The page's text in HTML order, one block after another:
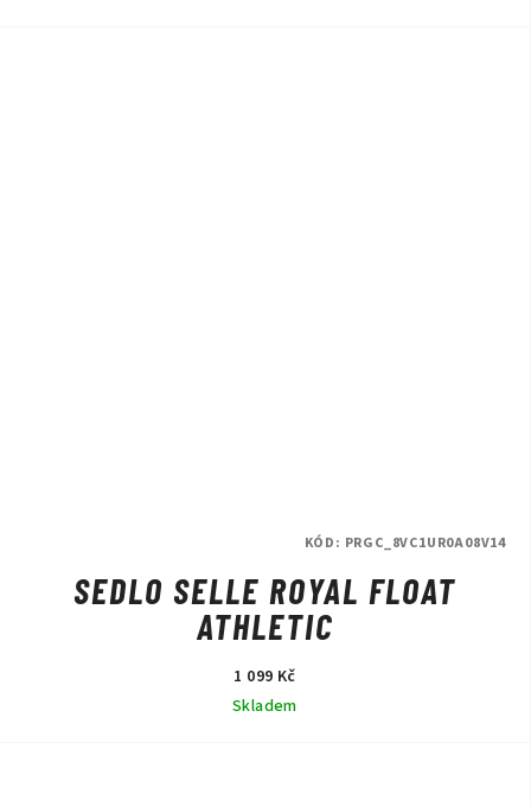
SEDLO SELLE ROYAL FLOAT
ATHLETIC
1 099 Kč
Skladem
KÓD: PRGC_8VC1UR0A08V14